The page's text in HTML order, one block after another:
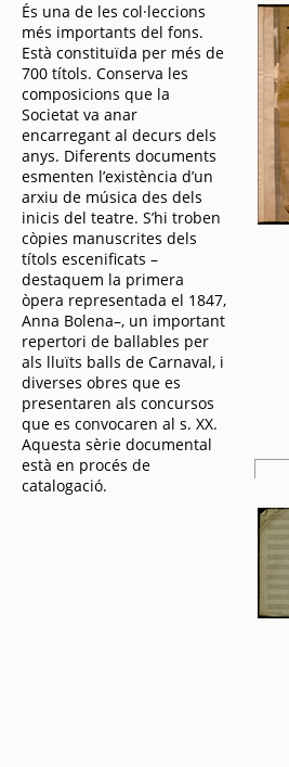
És una de les col·leccions
més importants del fons.
Està constituïda per més de
700 títols. Conserva les
composicions que la
Societat va anar
encarregant al decurs dels
anys. Diferents documents
esmenten l’existència d’un
arxiu de música des dels
inicis del teatre. S’hi troben
còpies manuscrites dels
títols escenificats –
destaquem la primera
òpera representada el 1847,
Anna Bolena–, un important
repertori de ballables per
als lluïts balls de Carnaval, i
diverses obres que es
presentaren als concursos
que es convocaren al s. XX.
Aquesta sèrie documental
està en procés de
catalogació.